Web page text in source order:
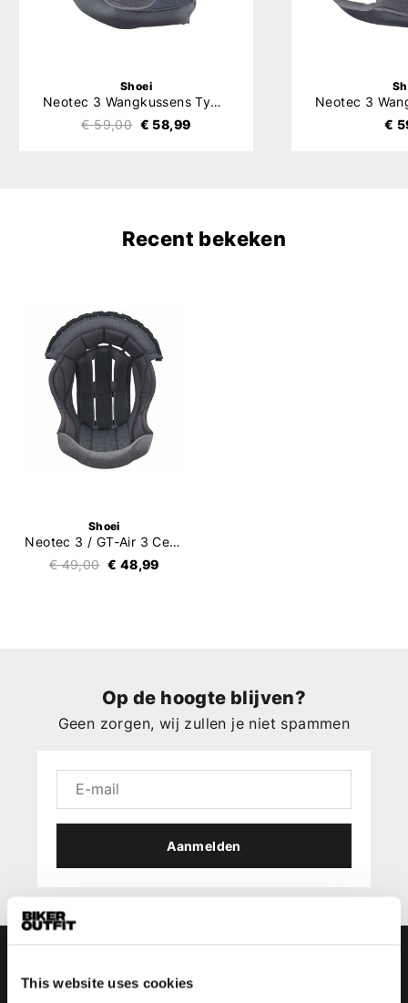
This website uses cookies
Shoei
Neotec 3 Wangkussens Type-QM
€ 59,00 € 58,99 €
Recent bekeken
Shoei
Neotec 3 / GT-Air 3 Center Pad Type-Q
€ 49,00 € 48,99
Op de hoogte blijven?
Geen zorgen, wij zullen je niet spammen
Aanmelden